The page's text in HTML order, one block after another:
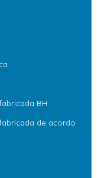
BH
de acordo